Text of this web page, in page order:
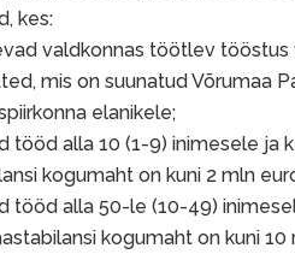
kes:
valdkonnas töötlev tööstus
mis on suunatud Võrumaa
elanikele;
tööd alla 10 (1-9) inimesele ja
kogumaht on kuni 2 mln
tööd alla 50-le (10-49)
kogumaht on kuni 10